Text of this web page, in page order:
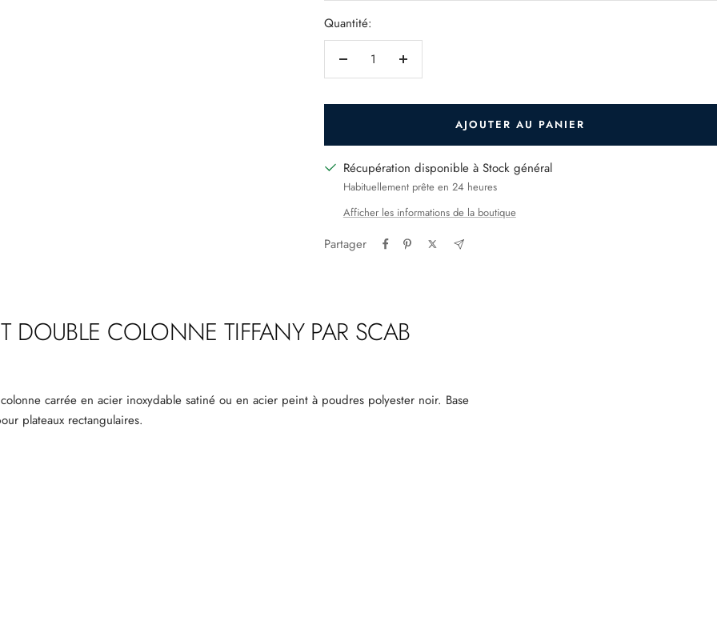
Quantité:
Réduire
quantité
Augmenter
quantité
AJOUTER AU PANIER
Récupération disponible à Stock général
Habituellement prête en 24 heures
Afficher les informations de la boutique
Partager
DOUBLE COLONNE TIFFANY PAR SCAB
carrée en acier inoxydable satiné ou en acier peint à poudres polyester noir. Base
plateaux rectangulaires.